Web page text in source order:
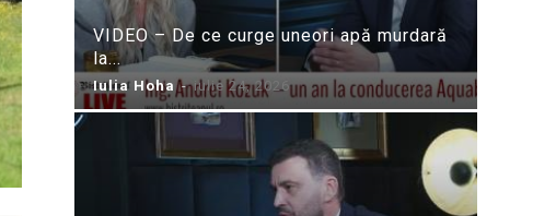
VIDEO – De ce curge uneori apă murdară
la...
Iulia Hoha - iulie 24, 2026